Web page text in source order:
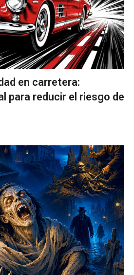
en carretera:
para reducir el riesgo de